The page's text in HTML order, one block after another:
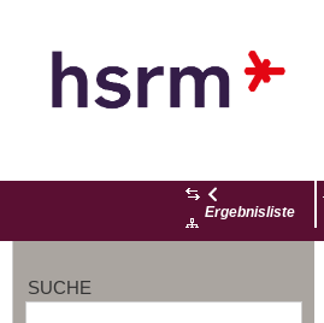
Ergebnisliste
SUCHE